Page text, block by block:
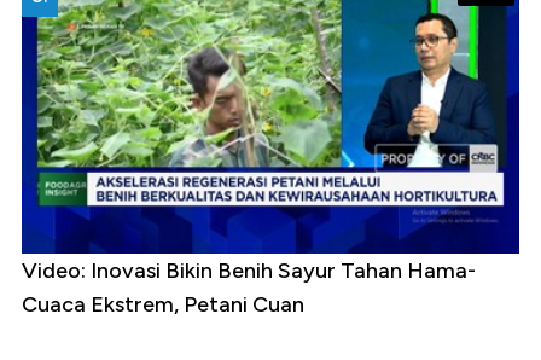
Video: Inovasi Bikin Benih Sayur Tahan Hama-
Cuaca Ekstrem, Petani Cuan